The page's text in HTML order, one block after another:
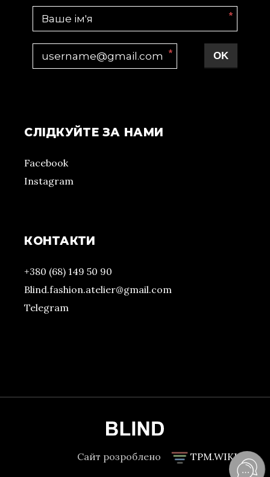
*
* OK
СЛІДКУЙТЕ ЗА НАМИ
Facebook
Instagram
КОНТАКТИ
+380 (68) 149 50 90
Blind.fashion.atelier@gmail.com
Telegram
Сайт розроблено TPM.WIKI